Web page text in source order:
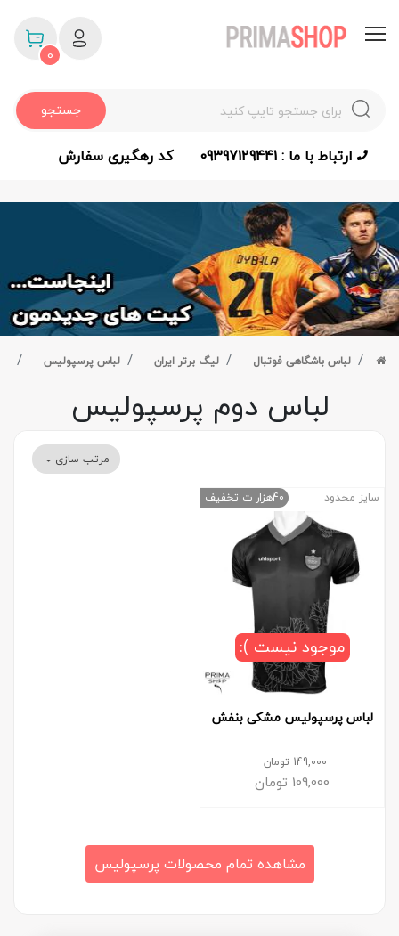
جستجو
0
ارتباط با ما : 09397129441 کد رهگیری سفارش
لباس باشگاهی فوتبال لیگ برتر ایران لباس پرسپولیس
لباس دوم پرسپولیس
مرتب سازی
لباس پرسپولیس مشکی بنفش
سایز محدود
149,000تومان
109,000 تومان
40هزار ت تخفیف
موجود نیست ):
مشاهده تمام محصولات پرسپولیس